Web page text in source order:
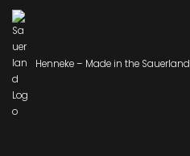
Henneke – Made in the Sauerland